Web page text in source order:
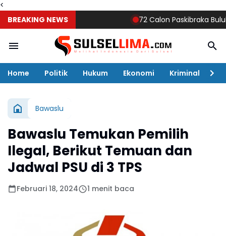
<
BREAKING NEWS
72 Calon Paskibraka
Home Politik Hukum Ekonomi Kriminal
Bawaslu
Bawaslu Temukan Pemilih
Ilegal, Berikut Temuan dan
Jadwal PSU di 3 TPS
Februari 18, 2024 1 menit baca